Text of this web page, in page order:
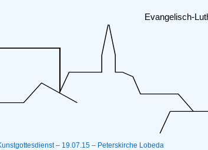
Evangelisch-
– 19.07.15 – Peterskirche Lobeda